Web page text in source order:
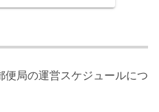
局の運営スケジュールにつ